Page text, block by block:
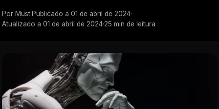
Por Must·Publicado a 01 de abril de 2024·
Atualizado a 01 de abril de 2024·25 min de leitura